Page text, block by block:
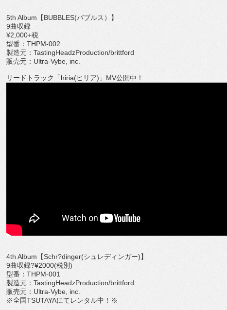
5th Album【BUBBLES(バブルス）】
9曲収録
¥2,000+税
型番：THPM-002
製造元：TastingHeadzProduction/brittford
販売元：Ultra-Vybe, inc.
リードトラック「hiria(ヒリア)」MV公開中！
4th Album【Schr?dinger(シュレディンガー)】
9曲収録?¥2000(税別)
型番：THPM-001
製造元：TastingHeadzProduction/brittford
販売元：Ultra-Vybe, inc.
※全国TSUTAYAにてレンタル中！※